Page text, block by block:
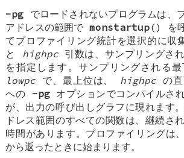
-pg でロードされないプログラムは、
アドレスの範囲で monstartup() を呼
てプロファイリング統計を選択的に収
と highpc引数は、サンプリングさ
を指定します。サンプリングされる最
lowpc で、最上位は、 highpc の
への -pgオプションでコンパイルさ
が、出力の呼び出しグラフに現れます
ドレス範囲のすべての関数は、継続さ
時間があります。プロファイリングは
から返ったときに始まります。